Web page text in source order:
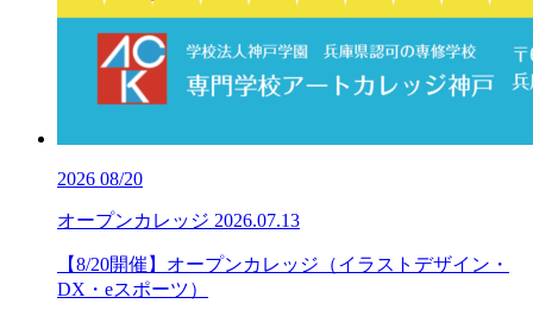
2026 08/20
オープンカレッジ 2026.07.13
【8/20開催】オープンカレッジ（イラストデザイン・
DX・eスポーツ）